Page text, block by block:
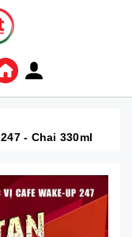
- Chai 330ml